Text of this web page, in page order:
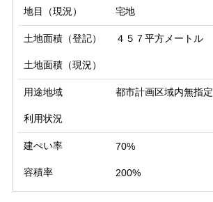
地目（現況） 宅地
土地面積（登記） ４５７平方メートル
土地面積（現況）
用途地域 都市計画区域内無指定
利用状況
建ぺい率 70%
容積率 200%